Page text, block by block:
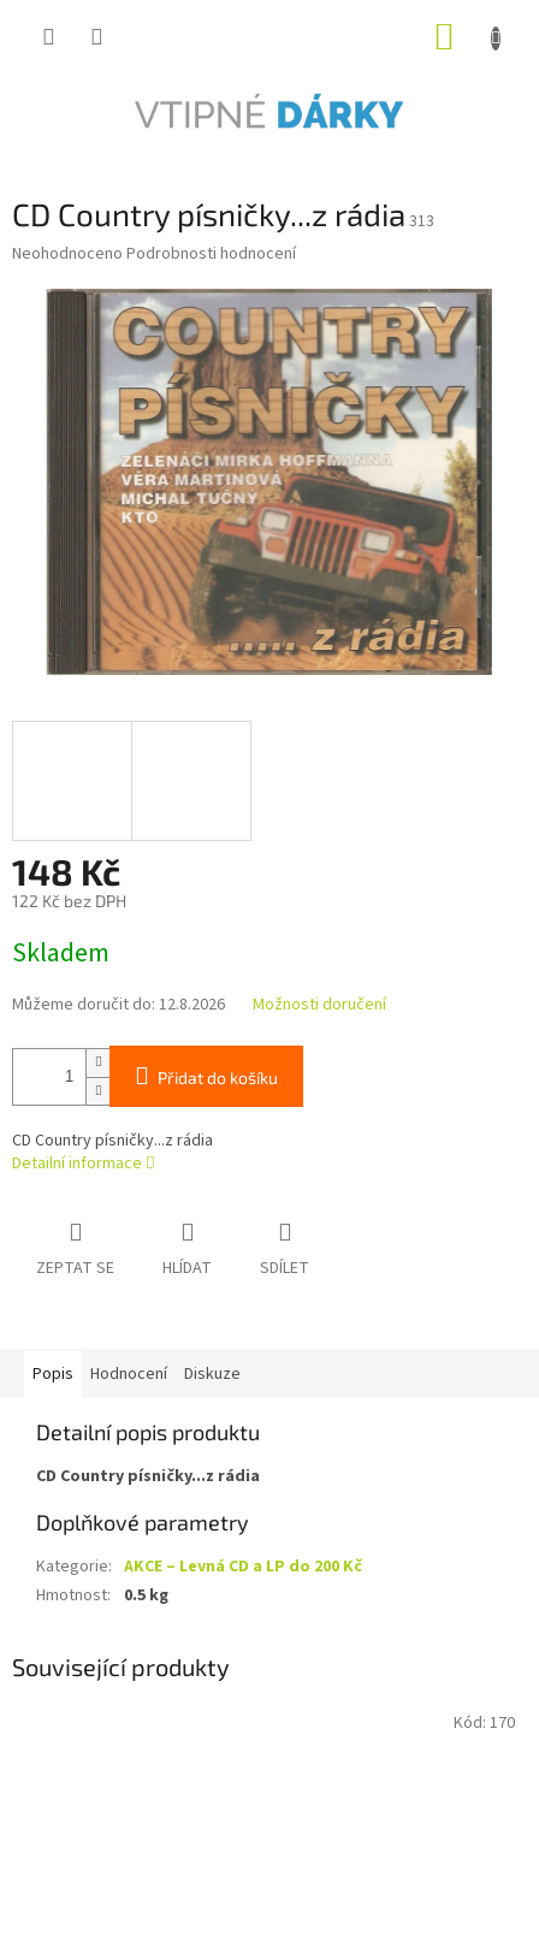
CD Country písničky...z rádia 313
Průměrné
produktu
Neohodnoceno Podrobnosti hodnocení
148 Kč
122 Kč bez DPH
cena:
Skladem
Můžeme doručit do: 12.8.2026 Možnosti doručení
Přidat do košíku
CD Country písničky...z rádia
Detailní informace
ZEPTAT SE HLÍDAT SDÍLET
Popis Hodnocení Diskuze
Detailní popis produktu
CD Country písničky...z rádia
Doplňkové parametry
Kategorie: AKCE – Levná CD a LP do 200 Kč
Hmotnost: 0.5 kg
Související produkty
Kód: 170